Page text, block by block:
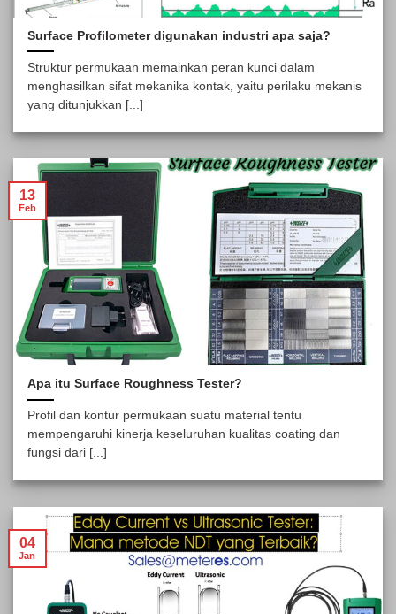
Surface Profilometer digunakan industri apa saja?
Struktur permukaan memainkan peran kunci dalam
menghasilkan sifat mekanika kontak, yaitu perilaku mekanis
yang ditunjukkan [...]
Apa itu Surface Roughness Tester?
Profil dan kontur permukaan suatu material tentu
mempengaruhi kinerja keseluruhan kualitas coating dan
fungsi dari [...]
13
Feb
04
Jan